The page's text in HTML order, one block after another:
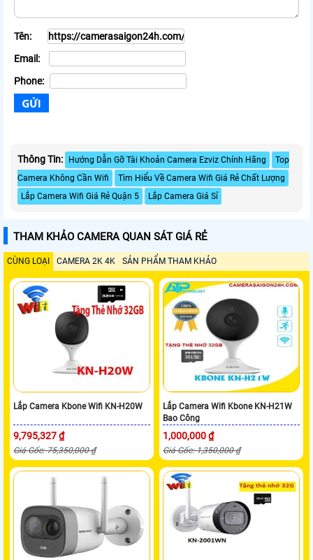
Tên:
Email:
Phone:
Thông Tin: Hướng Dẫn Gỡ Tài Khoản Camera Ezviz Chính Hãng
Top
Camera Không Cần Wifi
Tìm Hiểu Về Camera Wifi Giá Rẻ Chất Lượng
Lắp Camera Wifi Giá Rẻ Quận 5
Lắp Camera Giá Sỉ
THAM KHẢO CAMERA QUAN SÁT GIÁ RẺ
CÙNG LOẠI CAMERA 2K 4K SẢN PHẨM THAM KHẢO
Lắp Camera Kbone Wifi KN-H20W
9,795,327 ₫
Giá Gốc: 75,350,000 ₫
Lắp Camera Wifi Kbone KN-H21W
Bao Công
1,000,000 ₫
Giá Gốc: 1,350,000 ₫